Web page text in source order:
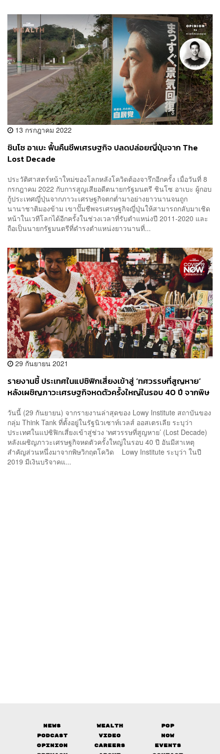
13 กรกฎาคม 2022
ชินโซ อาเบะ ฟื้นคืนชีพเศรษฐกิจ ปลดปล่อยญี่ปุ่นจาก The
Lost Decade
ประวัติศาสตร์หน้าใหม่ของโลกหลังโควิดต้องจารึกอีกครั้ง เมื่อวันที่ 8
กรกฎาคม 2022 กับการสูญเสียอดีตนายกรัฐมนตรี ชินโซ อาเบะ ผู้กอบ
กู้ประเทศญี่ปุ่นจากภาวะเศรษฐกิจตกต่ำมาอย่างยาวนานจนถูก
นานาชาติมองข้าม เขาปั๊มชีพจรเศรษฐกิจญี่ปุ่นให้สามารถกลับมาเชิด
หน้าในเวทีโลกได้อีกครั้งในช่วงเวลาที่รับตำแหน่งปี 2011-2020 และ
ถือเป็นนายกรัฐมนตรีที่ดำรงตำแหน่งยาวนานที่...
29 กันยายน 2021
รายงานชี้ ประเทศในแปซิฟิกเสี่ยงเข้าสู่ ‘ทศวรรษที่สูญหาย’
หลังเผชิญภาวะเศรษฐกิจหดตัวครั้งใหญ่ในรอบ 40 ปี จากพิษ
วันนี้ (29 กันยายน) จากรายงานล่าสุดของ Lowy Institute สถาบันของ
กลุ่ม Think Tank ที่ตั้งอยู่ในรัฐนิวเซาท์เวลส์ ออสเตรเลีย ระบุว่า
ประเทศในแปซิฟิกเสี่ยงเข้าสู่ช่วง ‘ทศวรรษที่สูญหาย’ (Lost Decade)
หลังเผชิญภาวะเศรษฐกิจหดตัวครั้งใหญ่ในรอบ 40 ปี อันมีสาเหตุ
สำคัญส่วนหนึ่งมาจากพิษวิกฤตโควิด Lowy Institute ระบุว่า ในปี
2019 มีเงินบริจาคแ...
News Wealth
Pop
Podcast
Video
Now
Opinion
Careers
Events